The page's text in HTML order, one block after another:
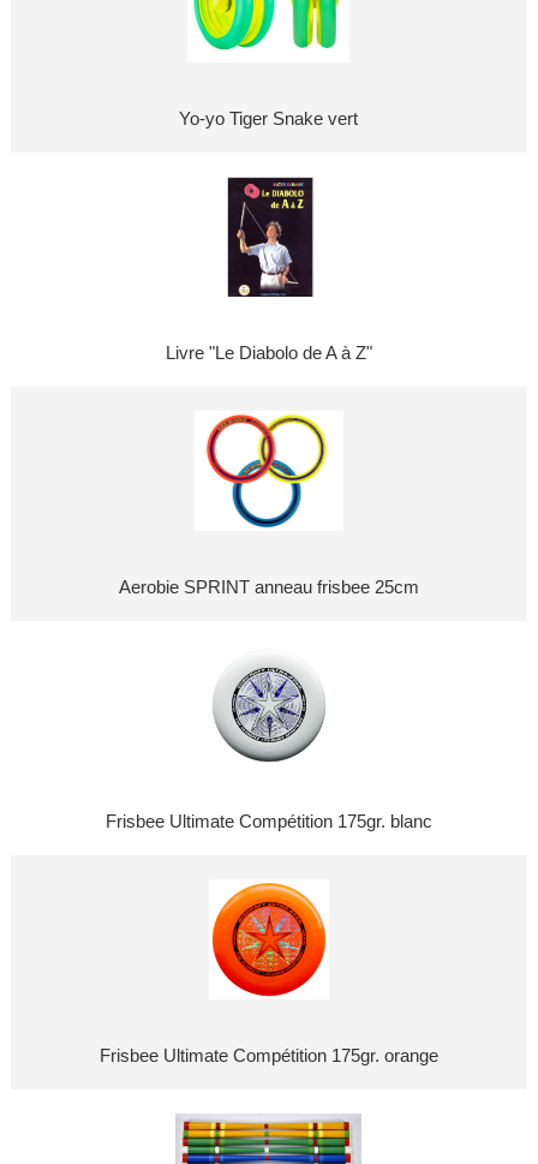
Yo-yo Tiger Snake vert
Livre "Le Diabolo de A à Z"
Aerobie SPRINT anneau frisbee 25cm
Frisbee Ultimate Compétition 175gr. blanc
Frisbee Ultimate Compétition 175gr. orange